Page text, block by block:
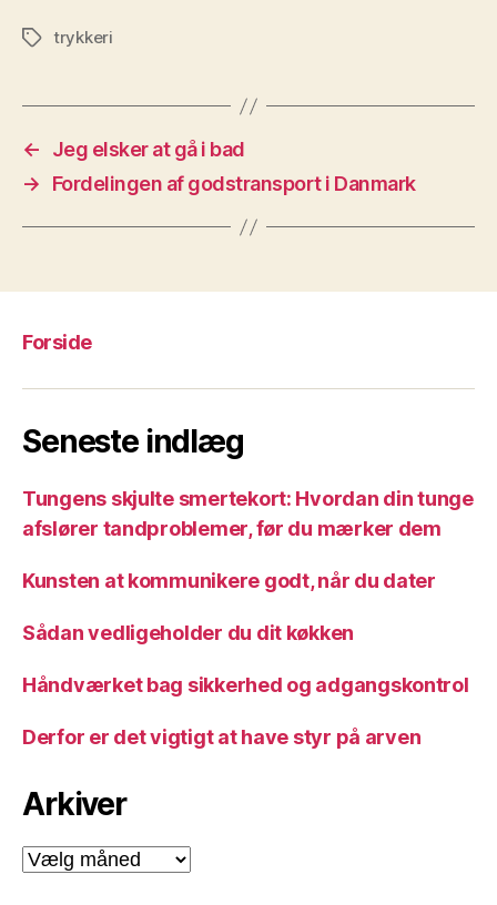
Tagstrykkeri
←
Jeg elsker at gå i bad
→
Fordelingen af godstransport i Danmark
Forside
Seneste indlæg
Tungens skjulte smertekort: Hvordan din tunge
afslører tandproblemer, før du mærker dem
Kunsten at kommunikere godt, når du dater
Sådan vedligeholder du dit køkken
Håndværket bag sikkerhed og adgangskontrol
Derfor er det vigtigt at have styr på arven
Arkiver
Arkiver